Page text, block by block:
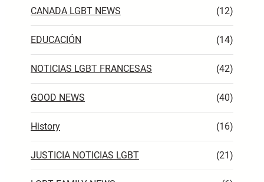
CANADA LGBT NEWS (12)
EDUCACIÓN (14)
NOTICIAS LGBT FRANCESAS (42)
GOOD NEWS (40)
History (16)
JUSTICIA NOTICIAS LGBT (21)